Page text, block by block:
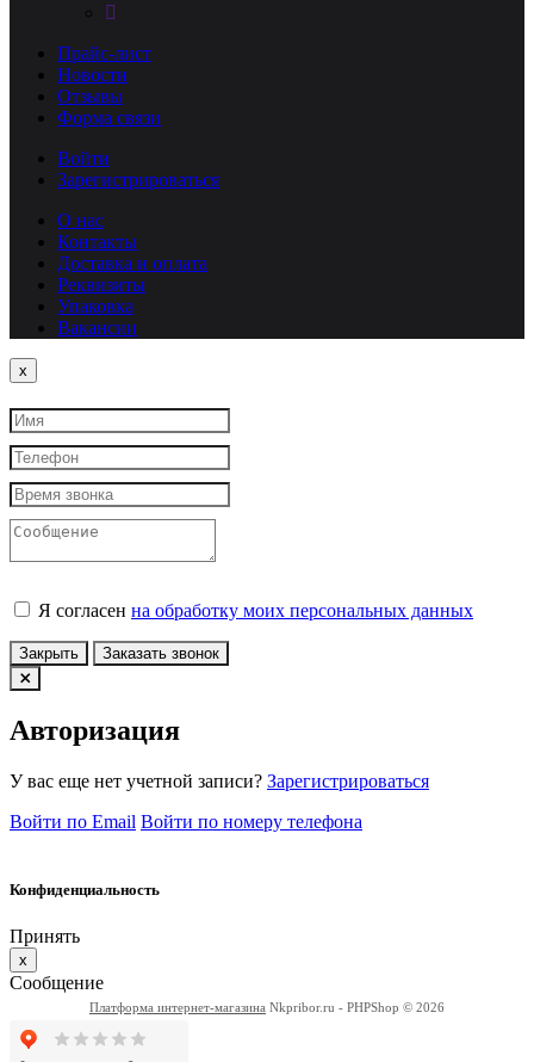
Прайс-лист
Новости
Отзывы
Форма связи
Войти
Зарегистрироваться
О нас
Контакты
Доставка и оплата
Реквизиты
Упаковка
Вакансии
x
Я согласен на обработку моих персональных данных
Закрыть Заказать звонок
Авторизация
У вас еще нет учетной записи? Зарегистрироваться
Войти по Email Войти по номеру телефона
Конфиденциальность
Принять
x
Сообщение
Платформа интернет-магазина Nkpribor.ru - PHPShop © 2026